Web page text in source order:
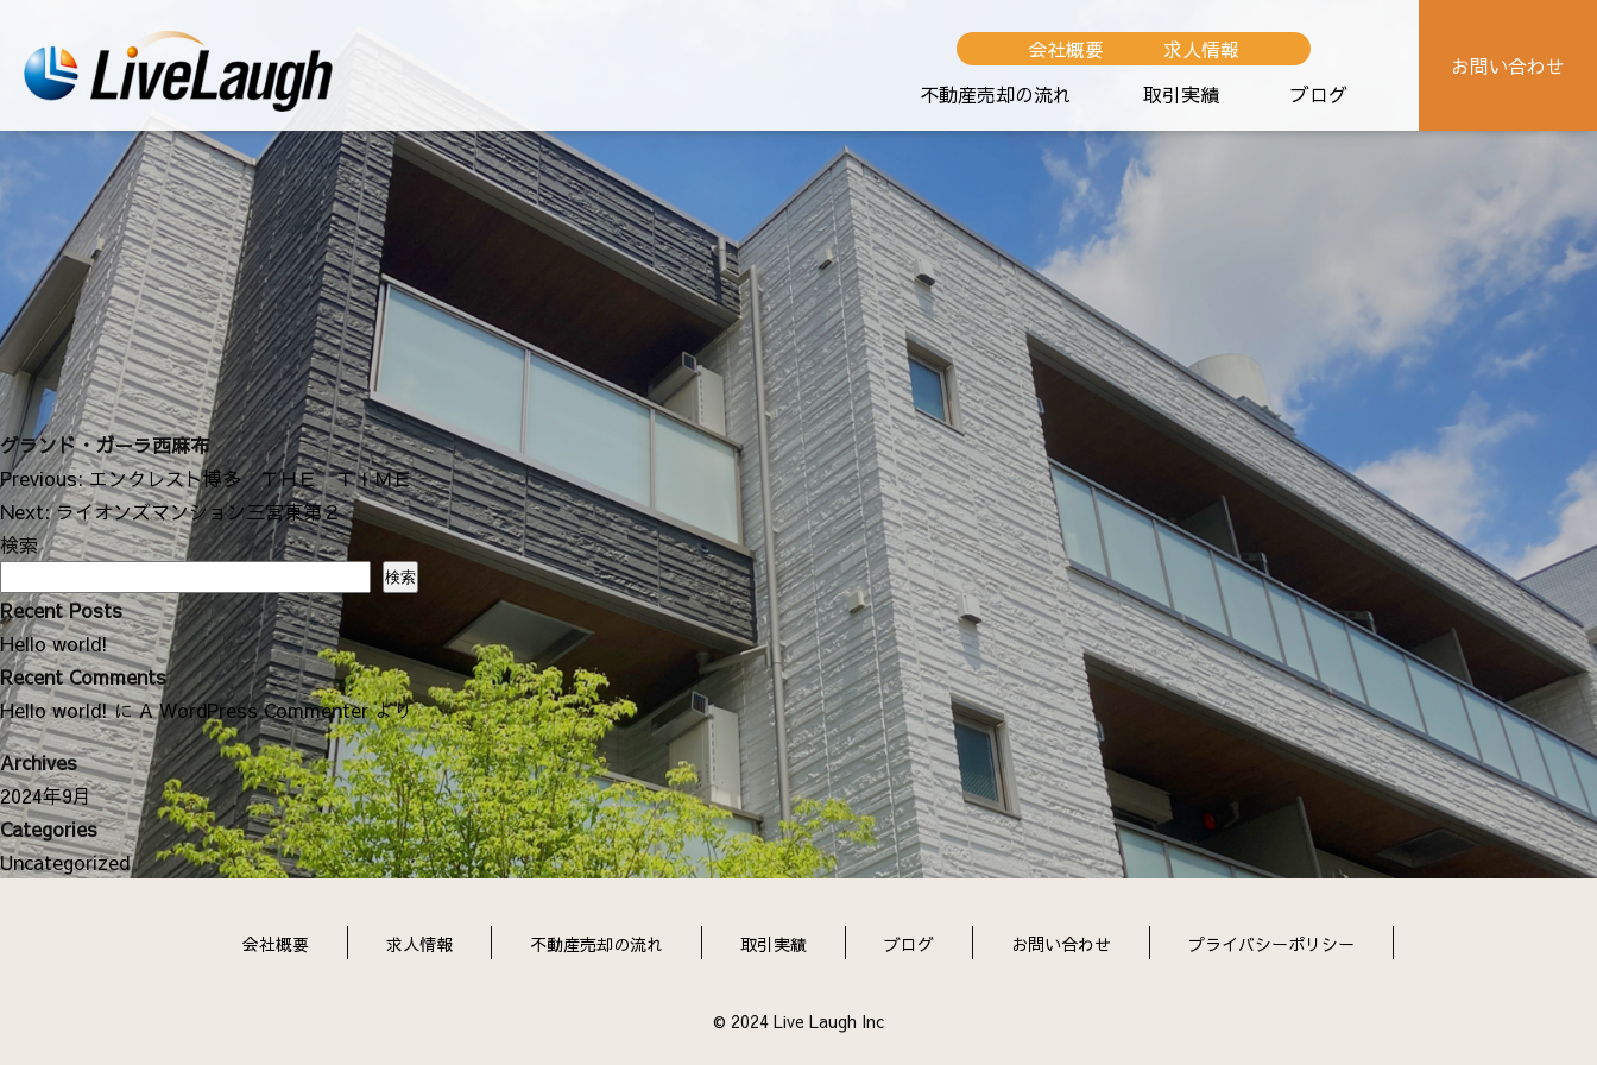
会社概要
求人情報
不動産売却の流れ
取引実績 ブログ
お問い合わせ
グランド・ガーラ西麻布
投
稿
ナ
ゲ
ー
シ
ョ
ン
Previous: エンクレスト博多 ＴＨＥ ＴＩＭＥ
Next: ライオンズマンション三宮東第２
検索
検索
Recent Posts
Hello world!
Recent Comments
Hello world!にA WordPress Commenterより
Archives
2024年9月
Categories
Uncategorized
会社概要 求人情報 不動産売却の流れ 取引実績 ブログ お問い合わせ プライバシーポリシー
© 2024 Live Laugh Inc